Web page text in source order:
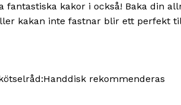
kakor i också! Baka din
kakan inte fastnar blir ett perfekt
rekommenderas